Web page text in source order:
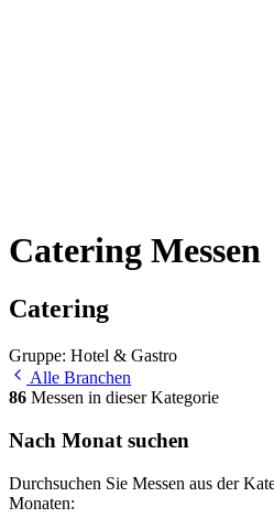
Catering Messen
Catering
Gruppe: Hotel & Gastro
Alle Branchen
86 Messen in dieser Kategorie
Nach Monat suchen
Durchsuchen Sie Messen aus der
Monaten: